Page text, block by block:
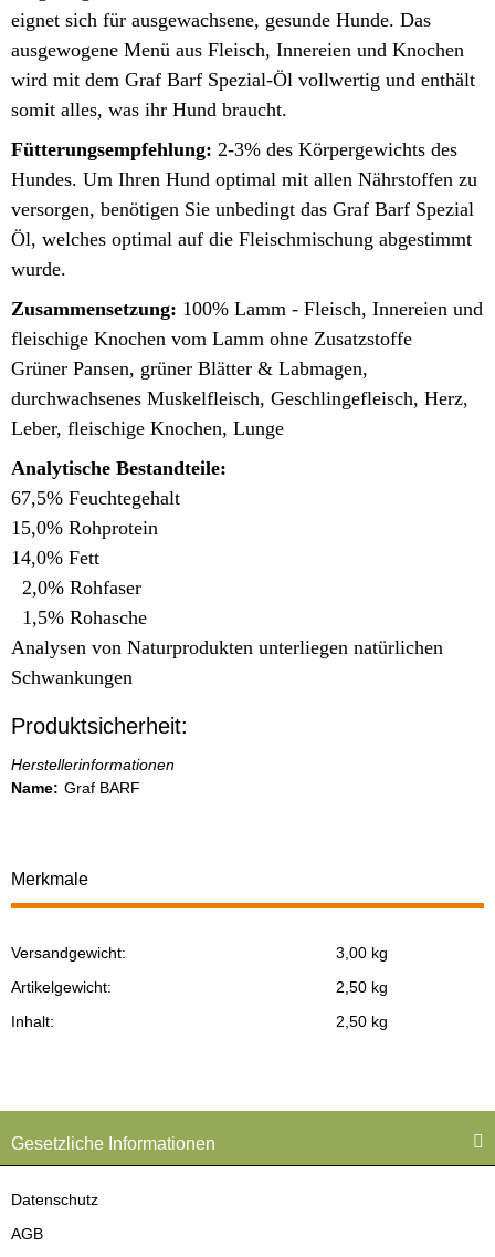
eignet sich für ausgewachsene, gesunde Hunde. Das
ausgewogene Menü aus Fleisch, Innereien und Knochen
wird mit dem Graf Barf Spezial-Öl vollwertig und enthält
somit alles, was ihr Hund braucht.
Fütterungsempfehlung: 2-3% des Körpergewichts des
Hundes. Um Ihren Hund optimal mit allen Nährstoffen zu
versorgen, benötigen Sie unbedingt das Graf Barf Spezial
Öl, welches optimal auf die Fleischmischung abgestimmt
wurde.
Zusammensetzung: 100% Lamm - Fleisch, Innereien und
fleischige Knochen vom Lamm ohne Zusatzstoffe
Grüner Pansen, grüner Blätter & Labmagen,
durchwachsenes Muskelfleisch, Geschlingefleisch, Herz,
Leber, fleischige Knochen, Lunge
Analytische Bestandteile:
67,5% Feuchtegehalt
15,0% Rohprotein
14,0% Fett
2,0% Rohfaser
1,5% Rohasche
Analysen von Naturprodukten unterliegen natürlichen
Schwankungen
Produktsicherheit:
Herstellerinformationen
Name: Graf BARF
Merkmale
Produkteigenschaft
Wert
Versandgewicht:
3,00 kg
Artikelgewicht:
2,50 kg
Inhalt:
2,50 kg
Gesetzliche Informationen
Datenschutz
AGB